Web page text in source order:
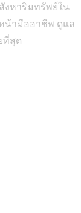
งหาริมทรัพย์ใน
น้ามืออาชีพ ดูแล
ที่สุด